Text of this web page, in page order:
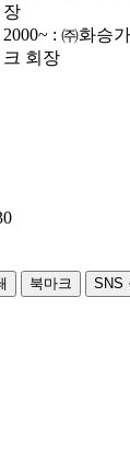
장
2000~ : ㈜화승
크 회장
북마크 SNS